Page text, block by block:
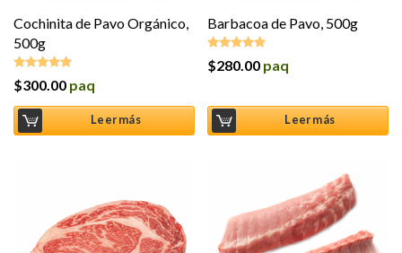
Cochinita de Pavo Orgánico,
500g
Valorado en
$300.00 paq
Leer más
Barbacoa de Pavo, 500g
Valorado en
$280.00 paq
Leer más